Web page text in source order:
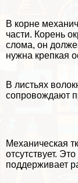
В корне
части. Корень
слома, он
нужна крепкая
В листьях
сопровождают
Механическая
отсутствует.
поддерживает